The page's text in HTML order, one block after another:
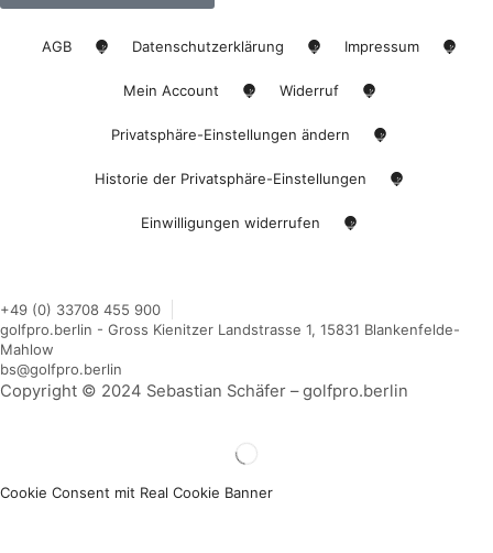
AGB Datenschutzerklärung Impressum
Mein Account Widerruf
Privatsphäre-Einstellungen ändern
Historie der Privatsphäre-Einstellungen
Einwilligungen widerrufen
+49 (0) 33708 455 900
golfpro.berlin - Gross Kienitzer Landstrasse 1, 15831 Blankenfelde-
Mahlow
bs@golfpro.berlin
Copyright © 2024 Sebastian Schäfer – golfpro.berlin
Cookie Consent mit Real Cookie Banner